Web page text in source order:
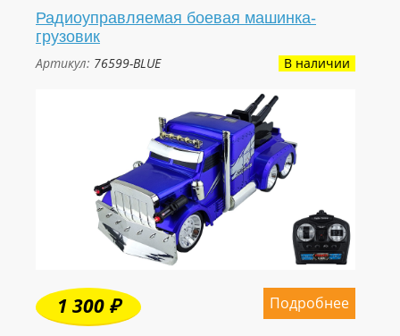
Радиоуправляемая боевая машинка-
грузовик
Артикул: 76599-BLUE В наличии
Подробнее
1 300 ₽